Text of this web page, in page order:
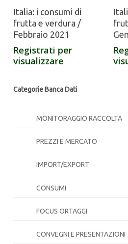
Italia: i consumi di
frutta e verdura /
Febbraio 2021
Registrati per
visualizzare
Categorie Banca Dati
MONITORAGGIO RACCOLTA
PREZZI E MERCATO
IMPORT/EXPORT
CONSUMI
FOCUS ORTAGGI
CONVEGNI E PRESENTAZIONI